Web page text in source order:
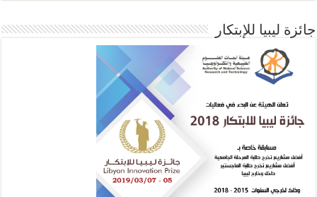
جائزة ليبيا للإبتكار